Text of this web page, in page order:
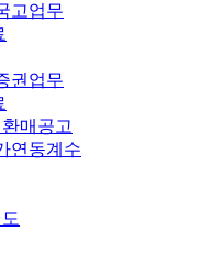
고업무
권업무
매공고
연동계수